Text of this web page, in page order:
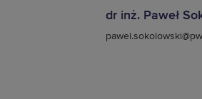
dr inż. Paweł